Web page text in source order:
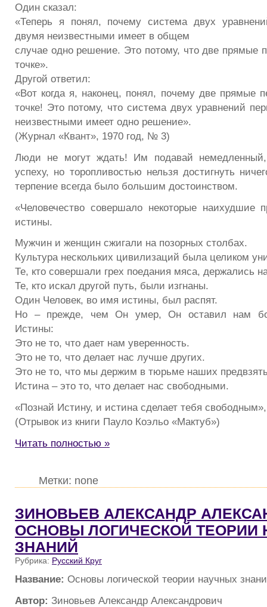
Один сказал:
«Теперь я понял, почему система двух
двумя неизвестными имеет в общем
случае одно решение. Это потому, что две прямые
точке».
Другой ответил:
«Вот когда я, наконец, понял, почему две прямые
точке! Это потому, что система двух уравнений
неизвестными имеет одно решение».
(Журнал «Квант», 1970 год, № 3)
Люди не могут ждать! Им подавай
успеху, но торопливостью нельзя достигнуть
терпение всегда было большим достоинством.
«Человечество совершало некоторые наихудшие
истины.
Мужчин и женщин сжигали на позорных столбах.
Культура нескольких цивилизаций была целиком
Те, кто совершали грех поедания мяса, держались
Те, кто искал другой путь, были изгнаны.
Один Человек, во имя истины, был распят.
Но – прежде, чем Он умер, Он оставил нам
Истины:
Это не то, что дает нам уверенность.
Это не то, что делает нас лучше других.
Это не то, что мы держим в тюрьме наших
Истина – это то, что делает нас свободными.
«Познай Истину, и истина сделает тебя
(Отрывок из книги Пауло Коэльо «Мактуб»)
Читать полностью »
Метки: none
ЗИНОВЬЕВ АЛЕКСАНДР
ОСНОВЫ ЛОГИЧЕСКОЙ ТЕОРИИ
ЗНАНИЙ
Рубрика: Русский Круг
Название: Основы логической теории научных
Автор: Зиновьев Александр Александрович